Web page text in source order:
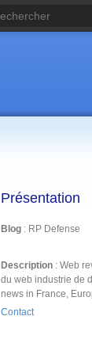
Présentation
Blog : RP Defense
Description : Web
du web industrie de
news in France,
Contact